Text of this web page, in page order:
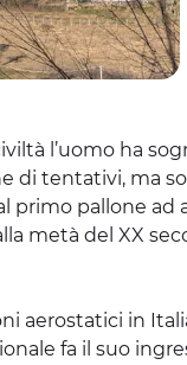
l’uomo ha
di tentativi, ma
primo pallone ad
metà del XX
aerostatici in
fa il suo